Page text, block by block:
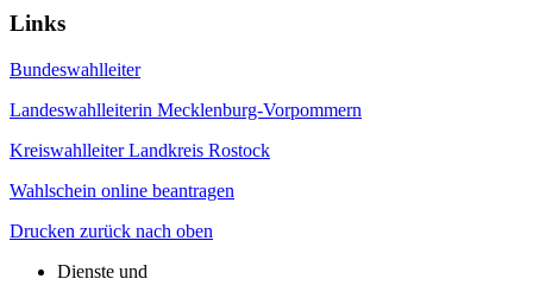
Links
Bundeswahlleiter
Landeswahlleiterin Mecklenburg-Vorpommern
Kreiswahlleiter Landkreis Rostock
Wahlschein online beantragen
Drucken zurück nach oben
Dienste und